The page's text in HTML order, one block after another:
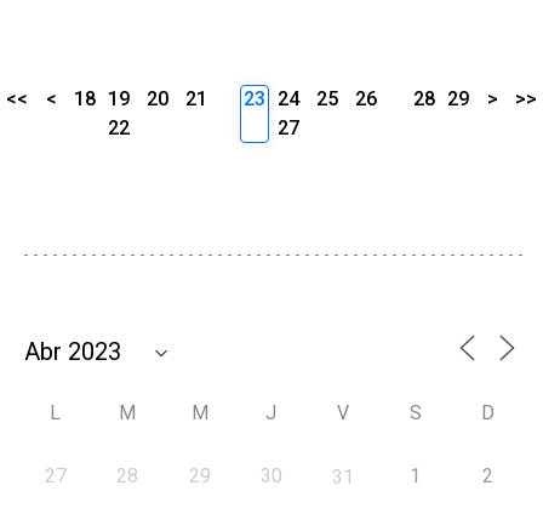
<< < 18 19 20
21
22
23 24 25
26
27
28 29 > >>
L M M J V S D
27 28 29 30 31 1 2